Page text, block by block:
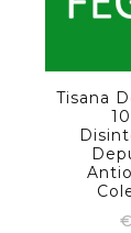
Tisana